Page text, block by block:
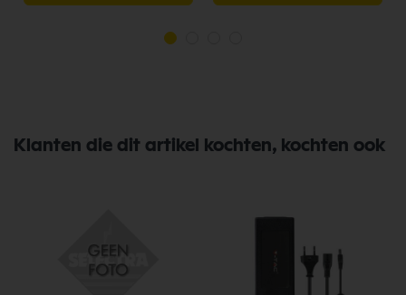
Klanten die dit artikel kochten, kochten ook